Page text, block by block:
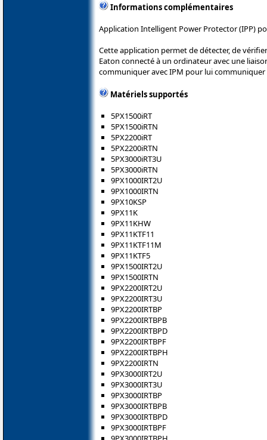
Informations complémentaires
Application Intelligent Power Protector (IPP)
Cette application permet de détecter, de
Eaton connecté à un ordinateur avec une
communiquer avec IPM pour lui
Matériels supportés
5PX1500iRT
5PX1500iRTN
5PX2200iRT
5PX2200iRTN
5PX3000iRT3U
5PX3000iRTN
9PX1000IRT2U
9PX1000IRTN
9PX10KSP
9PX11K
9PX11KHW
9PX11KTF11
9PX11KTF11M
9PX11KTF5
9PX1500IRT2U
9PX1500IRTN
9PX2200IRT2U
9PX2200IRT3U
9PX2200IRTBP
9PX2200IRTBPB
9PX2200IRTBPD
9PX2200IRTBPF
9PX2200IRTBPH
9PX2200IRTN
9PX3000IRT2U
9PX3000IRT3U
9PX3000IRTBP
9PX3000IRTBPB
9PX3000IRTBPD
9PX3000IRTBPF